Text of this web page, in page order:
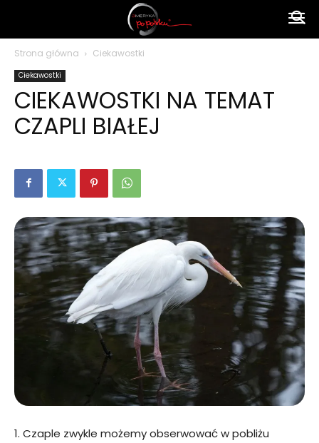
Strona główna Ciekawostki
Ciekawostki
CIEKAWOSTKI NA TEMAT
CZAPLI BIAŁEJ
1. Czaple zwykle możemy obserwować w pobliżu